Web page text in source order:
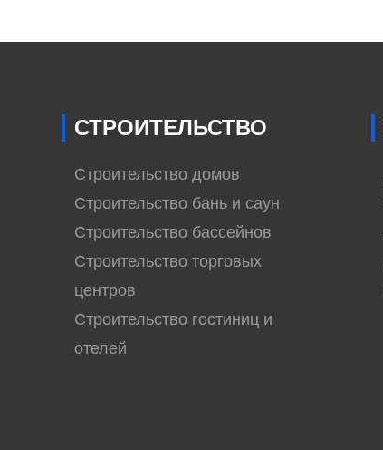
СТРОИТЕЛЬСТВО
Строительство домов
Строительство бань и саун
Строительство бассейнов
Строительство торговых
центров
Строительство гостиниц и
отелей